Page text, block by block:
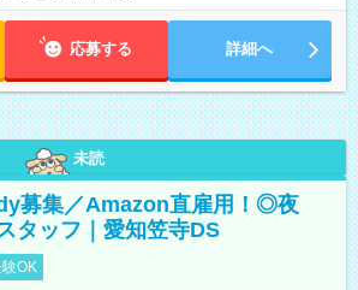
応募する 詳細へ
未読
募集／Amazon直雇用！◎夜
タッフ｜愛知笠寺DS
OK